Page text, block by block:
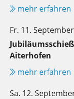
mehr erfahren
Fr. 11.
Aiterhofen
mehr erfahren
Sa. 12.